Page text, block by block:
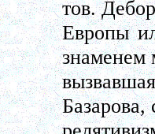
тов.
Европы
знаменем
Базарова,